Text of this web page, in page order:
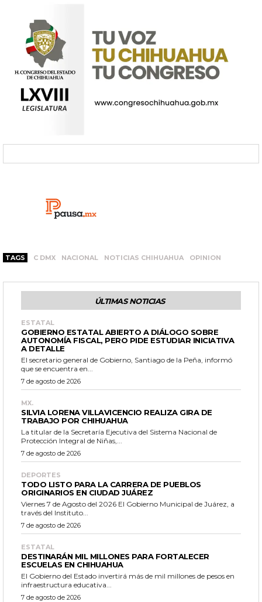
TAGS C DMX NACIONAL NOTICIAS CHIHUAHUA OPINION
ÚLTIMAS NOTICIAS
ESTATAL
GOBIERNO ESTATAL ABIERTO A DIÁLOGO SOBRE
AUTONOMÍA FISCAL, PERO PIDE ESTUDIAR INICIATIVA
A DETALLE
El secretario general de Gobierno, Santiago de la Peña, informó
que se encuentra en...
7 de agosto de 2026
MX.
SILVIA LORENA VILLAVICENCIO REALIZA GIRA DE
TRABAJO POR CHIHUAHUA
La titular de la Secretaría Ejecutiva del Sistema Nacional de
Protección Integral de Niñas,...
7 de agosto de 2026
DEPORTES
TODO LISTO PARA LA CARRERA DE PUEBLOS
ORIGINARIOS EN CIUDAD JUÁREZ
Viernes 7 de Agosto del 2026 El Gobierno Municipal de Juárez, a
través del Instituto...
7 de agosto de 2026
ESTATAL
DESTINARÁN MIL MILLONES PARA FORTALECER
ESCUELAS EN CHIHUAHUA
El Gobierno del Estado invertirá más de mil millones de pesos en
infraestructura educativa...
7 de agosto de 2026